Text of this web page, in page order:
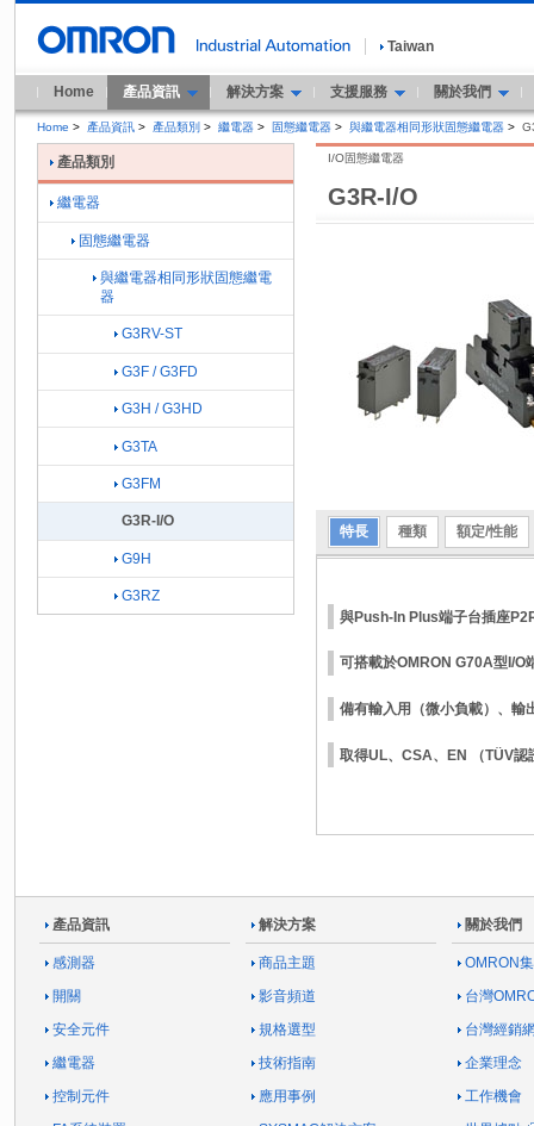
Taiwan
Home 產品資訊 解決方案 支援服務 關於我們
Home > 產品資訊 > 產品類別 > 繼電器 > 固態繼電器 > 與繼電器相同形狀固態繼電器 >
G3R-I/O
I/O固態繼電器
特長 種類 額定/性能
與Push-In Plus端子台插座
可搭載於OMRON G70A型I/O
備有輸入用（微小負載）、輸
取得UL、CSA、EN （TÜV認
產品類別
繼電器
固態繼電器
與繼電器相同形狀固態繼電
器
G3RV-ST
G3F / G3FD
G3H / G3HD
G3TA
G3FM
G3R-I/O
G9H
G3RZ
產品資訊
感測器
開關
安全元件
繼電器
控制元件
解決方案
商品主題
影音頻道
規格選型
技術指南
應用事例
關於我們
OMRON
台灣
台灣經銷
企業理念
工作機會